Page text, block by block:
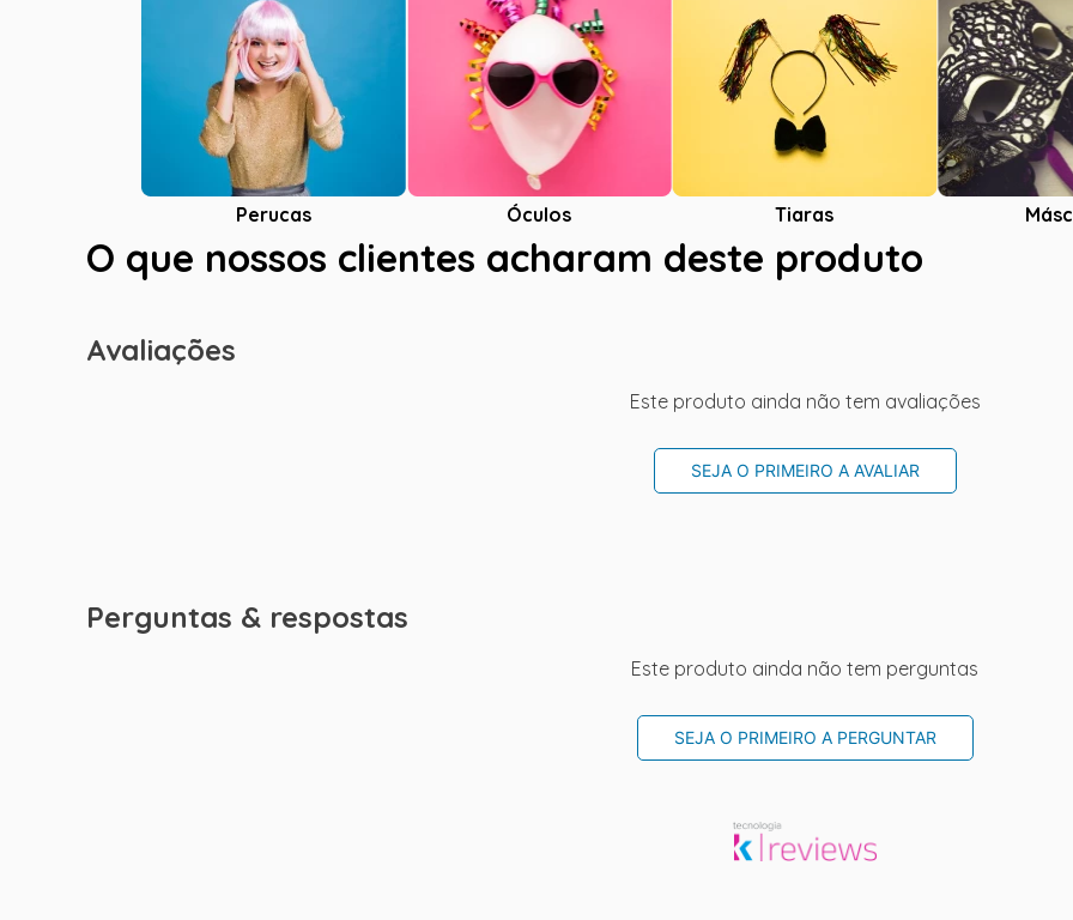
Perucas Óculos Tiaras
O que nossos clientes acharam deste produto
Avaliações
Este produto ainda não tem avaliações
SEJA O PRIMEIRO A AVALIAR
Perguntas & respostas
Este produto ainda não tem perguntas
SEJA O PRIMEIRO A PERGUNTAR